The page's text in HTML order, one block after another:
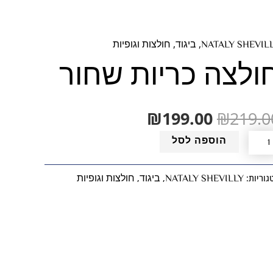
NATALY
, ביגוד, חולצות וגופיות
כריות שחור
₪
המחיר
המקורי
היה:
₪199.00
המחיר
הנוכחי
הוא:
הוספה לסל
NATALY SHEVILLY
, ביגוד, חולצות וגופיות